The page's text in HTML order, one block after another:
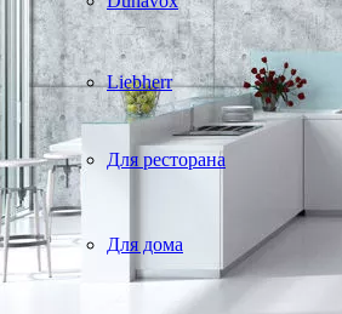
Liebherr
Для ресторана
Для дома